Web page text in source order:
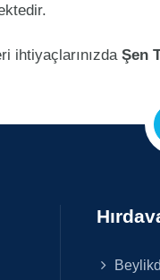
ihtiyaçlarınızda Şen